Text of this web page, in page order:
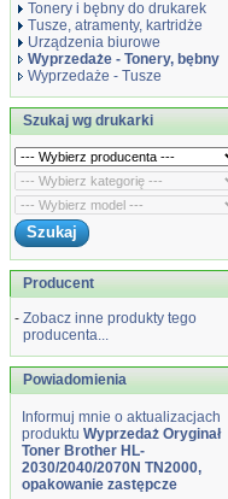
Tonery i bębny do drukarek
Tusze, atramenty, kartridże
Urządzenia biurowe
Wyprzedaże - Tonery, bębny
Wyprzedaże - Tusze
Szukaj wg drukarki
Producent
- Zobacz inne produkty tego
producenta...
Powiadomienia
Informuj mnie o aktualizacjach
produktu Wyprzedaż Oryginał
Toner Brother HL-
2030/2040/2070N TN2000,
opakowanie zastępcze